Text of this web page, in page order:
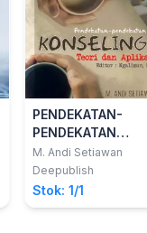
PENDEKATAN-
PENDEKATAN
KONSELING (TEORI
DAN APLIKASI)
M. Andi Setiawan
Deepublish
Stok: 1/1